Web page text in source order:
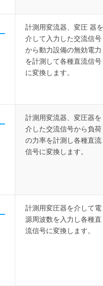
計測用変流器、変圧 器を
介して入力した交流信号
から動力設備の無効電力
を計測して各種直流信号
に変換します。
計測用変流器、変圧器を
介した交流信号から負荷
の力率を計測し各種直流
信号に変換します。
計測用変圧器を介して電
源周波数を入力し各種直
流信号に変換します。